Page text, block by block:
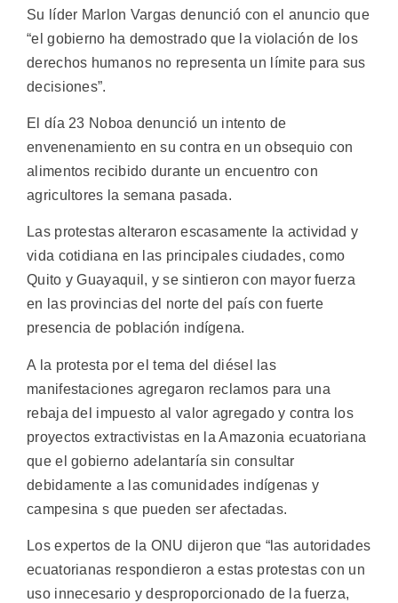
Su líder Marlon Vargas denunció con el anuncio que
“el gobierno ha demostrado que la violación de los
derechos humanos no representa un límite para sus
decisiones”.
El día 23 Noboa denunció un intento de
envenenamiento en su contra en un obsequio con
alimentos recibido durante un encuentro con
agricultores la semana pasada.
Las protestas alteraron escasamente la actividad y
vida cotidiana en las principales ciudades, como
Quito y Guayaquil, y se sintieron con mayor fuerza
en las provincias del norte del país con fuerte
presencia de población indígena.
A la protesta por el tema del diésel las
manifestaciones agregaron reclamos para una
rebaja del impuesto al valor agregado y contra los
proyectos extractivistas en la Amazonia ecuatoriana
que el gobierno adelantaría sin consultar
debidamente a las comunidades indígenas y
campesina s que pueden ser afectadas.
Los expertos de la ONU dijeron que “las autoridades
ecuatorianas respondieron a estas protestas con un
uso innecesario y desproporcionado de la fuerza,